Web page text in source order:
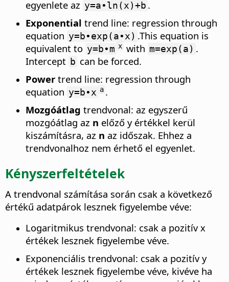
egyenlete az y=a∙ln(x)+b .
Exponential trend line: regression through
equation y=b∙exp(a∙x) .This equation is
equivalent to y=b∙m x with m=exp(a) .
Intercept b can be forced.
Power trend line: regression through
equation y=b∙x a .
Mozgóátlag trendvonal: az egyszerű
mozgóátlag az n előző y értékkel kerül
kiszámításra, az n az időszak. Ehhez a
trendvonalhoz nem érhető el egyenlet.
Kényszerfeltételek
A trendvonal számítása során csak a következő
értékű adatpárok lesznek figyelembe véve:
Logaritmikus trendvonal: csak a pozitív x
értékek lesznek figyelembe véve.
Exponenciális trendvonal: csak a pozitív y
értékek lesznek figyelembe véve, kivéve ha